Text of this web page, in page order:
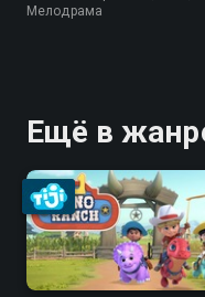
Мелодрама
Ещё в